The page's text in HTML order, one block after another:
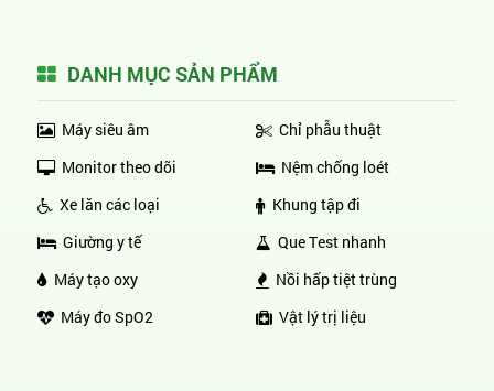
DANH MỤC SẢN PHẨM
Máy siêu âm
Monitor theo dõi
Xe lăn các loại
Giường y tế
Máy tạo oxy
Máy đo SpO2
Chỉ phẫu thuật
Nệm chống loét
Khung tập đi
Que Test nhanh
Nồi hấp tiệt trùng
Vật lý trị liệu